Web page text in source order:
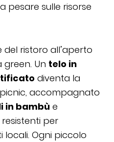
pesare sulle risorse
ristoro all’aperto
green. Un telo in
diventa la
accompagnato
in bambù e
resistenti per
locali. Ogni piccolo